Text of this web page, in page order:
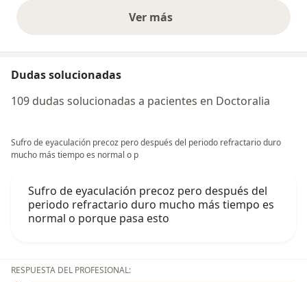
Ver másopiniones anteriores
Dudas solucionadas
109 dudas solucionadas a pacientes en Doctoralia
Sufro de eyaculación precoz pero después del periodo refractario duro
mucho más tiempo es normal o p
Sufro de eyaculación precoz pero después del
periodo refractario duro mucho más tiempo es
normal o porque pasa esto
RESPUESTA DEL PROFESIONAL: